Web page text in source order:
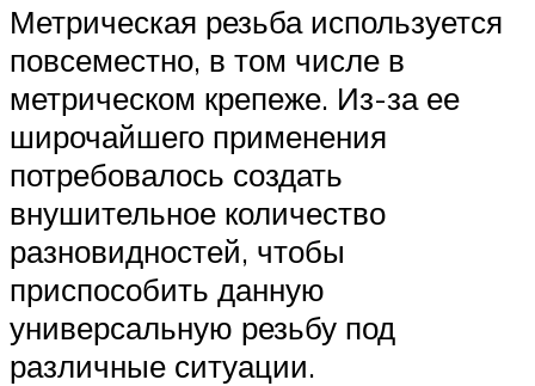
Метрическая резьба используется
повсеместно, в том числе в
метрическом крепеже. Из-за ее
широчайшего применения
потребовалось создать
внушительное количество
разновидностей, чтобы
приспособить данную
универсальную резьбу под
различные ситуации.